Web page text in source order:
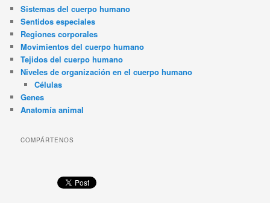
Sistemas del cuerpo humano
Sentidos especiales
Regiones corporales
Movimientos del cuerpo humano
Tejidos del cuerpo humano
Niveles de organización en el cuerpo humano
Células
Genes
Anatomía animal
COMPÁRTENOS